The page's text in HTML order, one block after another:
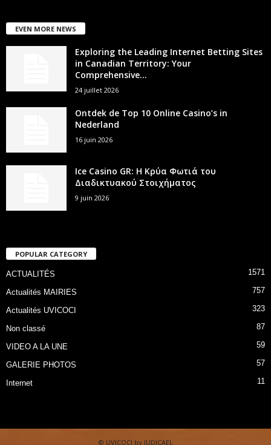
EVEN MORE NEWS
Exploring the Leading Internet Betting Sites
in Canadian Territory: Your
Comprehensive...
24 juillet 2026
Ontdek de Top 10 Online Casino’s in
Nederland
16 juin 2026
Ice Casino GR: Η Κρύα Φωτιά του
Διαδικτυακού Στοιχήματος
9 juin 2026
POPULAR CATEGORY
ACTUALITÉS 1571
Actualités MAIRIES 757
Actualités UVICOCI 323
Non classé 87
VIDEO A LA UNE 59
GALERIE PHOTOS 57
Internet 11
© UVICOCI by JUDICAEL